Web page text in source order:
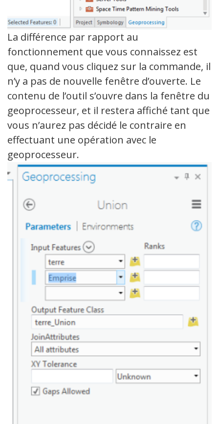
La différence par rapport au
fonctionnement que vous connaissez est
que, quand vous cliquez sur la commande, il
n’y a pas de nouvelle fenêtre d’ouverte. Le
contenu de l’outil s’ouvre dans la fenêtre du
geoprocesseur, et il restera affiché tant que
vous n’aurez pas décidé le contraire en
effectuant une opération avec le
geoprocesseur.